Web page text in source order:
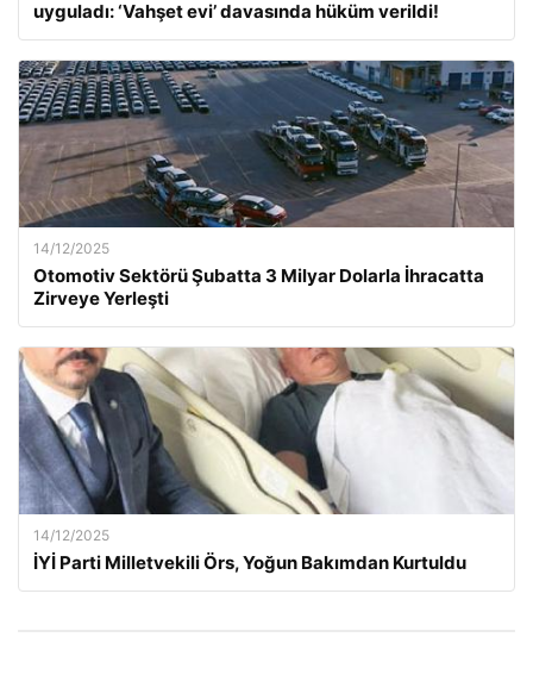
uyguladı: ‘Vahşet evi’ davasında hüküm verildi!
14/12/2025
Otomotiv Sektörü Şubatta 3 Milyar Dolarla İhracatta
Zirveye Yerleşti
14/12/2025
İYİ Parti Milletvekili Örs, Yoğun Bakımdan Kurtuldu